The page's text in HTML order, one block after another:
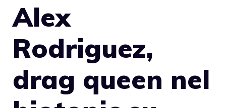
Alex
Rodriguez,
drag queen nel